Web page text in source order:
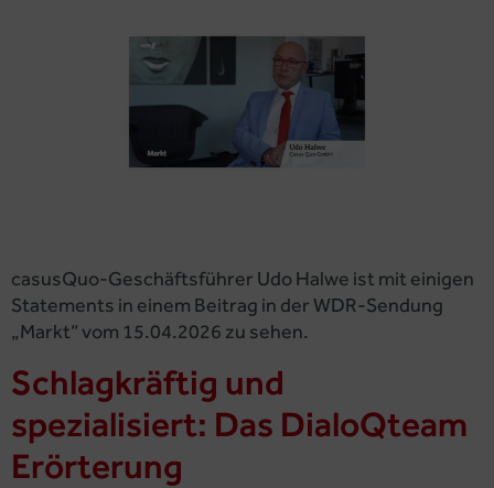
casusQuo-Geschäftsführer Udo Halwe ist mit einigen
Statements in einem Beitrag in der WDR-Sendung
„Markt“ vom 15.04.2026 zu sehen.
Schlagkräftig und
spezialisiert: Das DialoQteam
Erörterung